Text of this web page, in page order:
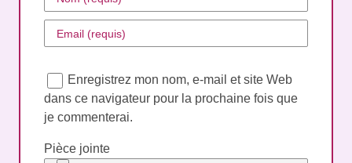
Enregistrez mon nom, e-mail et site Web
dans ce navigateur pour la prochaine fois que
je commenterai.
Pièce jointe